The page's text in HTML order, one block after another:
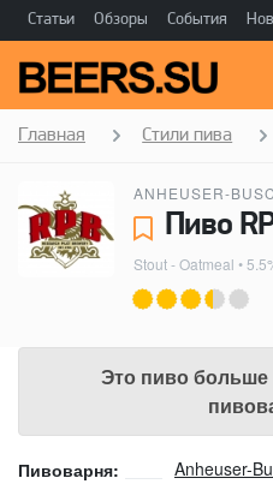
Статьи Обзоры События
Главная Стили пива
ANHEUSER-
Stout - Oatmeal •
Это пиво больше
Пивоварня:
Anheuser-